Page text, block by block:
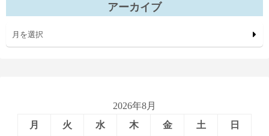
アーカイブ
月を選択
2026年8月
月
火 水 木 金 土 日